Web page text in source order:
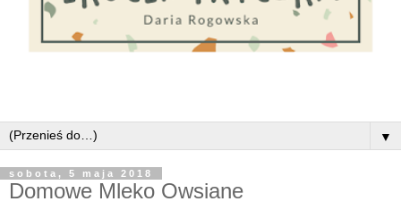
▼
sobota, 5 maja 2018
Domowe Mleko Owsiane